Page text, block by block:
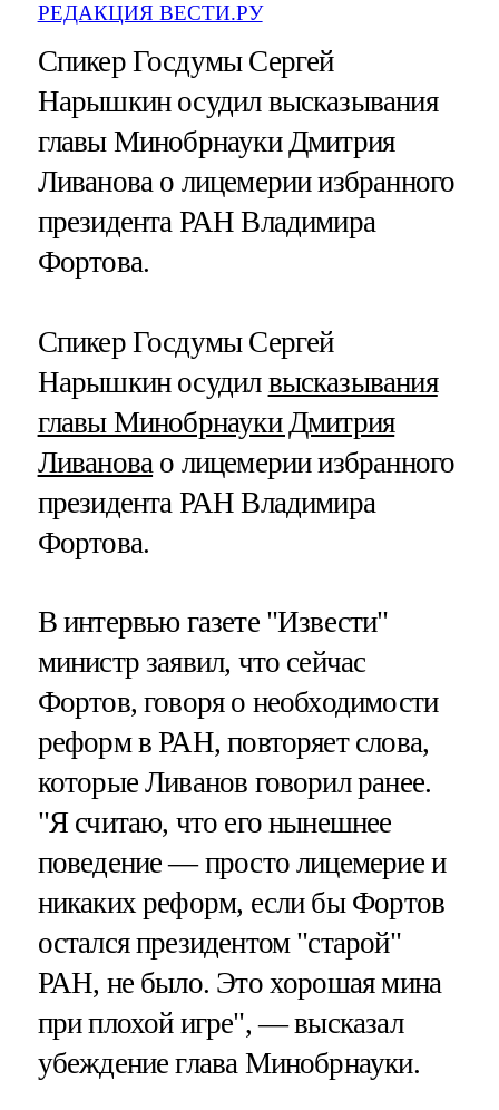
РЕДАКЦИЯ ВЕСТИ.РУ
Спикер Госдумы Сергей
Нарышкин осудил высказывания
главы Минобрнауки Дмитрия
Ливанова о лицемерии избранного
президента РАН Владимира
Фортова.
Спикер Госдумы Сергей
Нарышкин осудил высказывания
главы Минобрнауки Дмитрия
Ливанова о лицемерии избранного
президента РАН Владимира
Фортова.
В интервью газете "Извести"
министр заявил, что сейчас
Фортов, говоря о необходимости
реформ в РАН, повторяет слова,
которые Ливанов говорил ранее.
"Я считаю, что его нынешнее
поведение — просто лицемерие и
никаких реформ, если бы Фортов
остался президентом "старой"
РАН, не было. Это хорошая мина
при плохой игре", — высказал
убеждение глава Минобрнауки.